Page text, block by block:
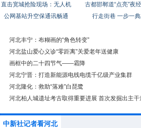
直击宽城抢险现场：无人机
公网基站升空保通讯畅通
古都邯郸道“点亮”夜
行走街巷 一步一
河北丰宁：布糊画的“角色转变”
河北盐山爱心义诊“零距离”关爱老年送健康
画框中的二十四节气——霜降
河北宁晋：打造新能源电线电缆千亿级产业集群
河北隆化：救助“落难”白琵鹭
河北柏人城遗址考古取得重要进展 首次发掘出主干
中新社记者看河北